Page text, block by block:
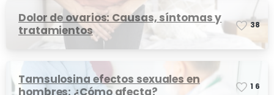
Dolor de ovarios: Causas, síntomas y
tratamientos
38
Tamsulosina efectos sexuales en
hombres: ¿Cómo afecta?
1 6